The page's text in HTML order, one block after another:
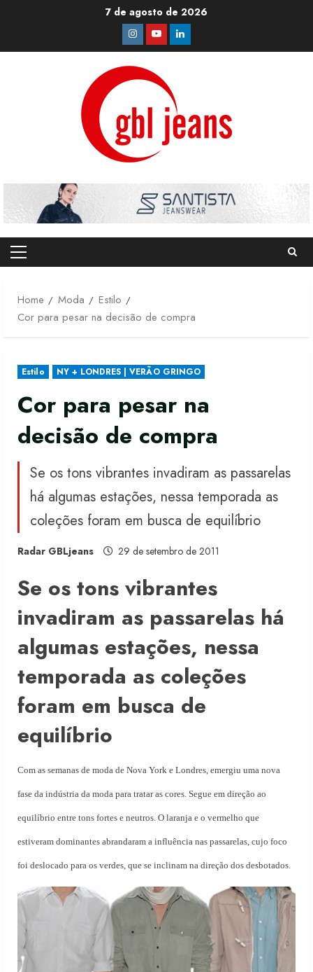
7 de agosto de 2026
Instagram
YoutubeLinkedin
Primary
Home
Moda
Estilo
Cor para pesar na decisão de compra
Estilo NY + LONDRES | VERÃO GRINGO
Cor para pesar na
decisão de compra
Se os tons vibrantes invadiram as passarelas
há algumas estações, nessa temporada as
coleções foram em busca de equilíbrio
Radar GBLjeans 29 de setembro de 2011
Se os tons vibrantes
invadiram as passarelas há
algumas estações, nessa
temporada as coleções
foram em busca de
equilíbrio
Com as semanas de moda de Nova York e Londres, emergiu uma nova
fase da indústria da moda para tratar as cores. Segue em direção ao
equilíbrio entre tons fortes e neutros. O laranja e o vermelho que
estiveram dominantes abrandaram a influência nas passarelas, cujo foco
foi deslocado para os verdes, que se inclinam na direção dos desbotados.